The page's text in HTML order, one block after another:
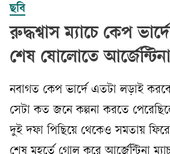
ছবি
রুদ্ধশ্বাস ম্যাচে কেপ
শেষ ষোলোতে আর্জেন্টিনা
নবাগত কেপ ভার্দে এতটা লড়াই করবে
সেটা কত জনে কল্পনা করতে
দুই দফা পিছিয়ে থেকেও সমতায়